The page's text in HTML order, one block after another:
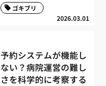
2026.03.01
ゴキブリ
予約システムが機能し
ない？病院運営の難し
さを科学的に考察する